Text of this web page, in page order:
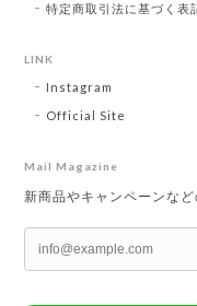
特定商取引法に基づく表
LINK
Instagram
Official Site
Mail Magazine
新商品やキャンペーンな